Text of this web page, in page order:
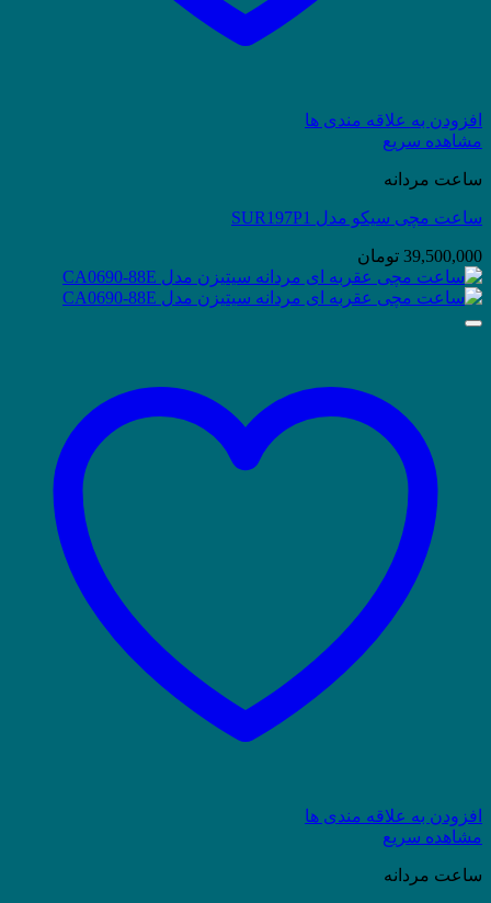
افزودن به علاقه مندی ها
مشاهده سریع
ساعت مردانه
ساعت مچی سیکو مدل SUR197P1
39,500,000 تومان
افزودن به علاقه مندی ها
مشاهده سریع
ساعت مردانه